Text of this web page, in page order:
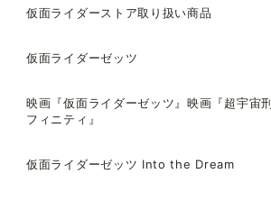
仮面ライダーストア取り扱い商品
仮面ライダーゼッツ
映画『仮面ライダーゼッツ』映画『超宇宙
フィニティ』
仮面ライダーゼッツ Into the Dream